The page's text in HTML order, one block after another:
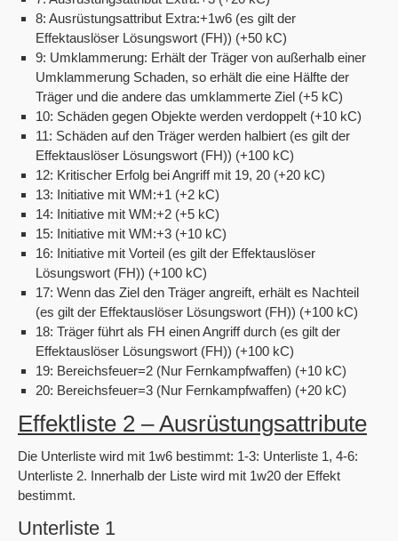
8: Ausrüstungsattribut Extra:+1w6 (es gilt der
Effektauslöser Lösungswort (FH)) (+50 kC)
9: Umklammerung: Erhält der Träger von außerhalb einer
Umklammerung Schaden, so erhält die eine Hälfte der
Träger und die andere das umklammerte Ziel (+5 kC)
10: Schäden gegen Objekte werden verdoppelt (+10 kC)
11: Schäden auf den Träger werden halbiert (es gilt der
Effektauslöser Lösungswort (FH)) (+100 kC)
12: Kritischer Erfolg bei Angriff mit 19, 20 (+20 kC)
13: Initiative mit WM:+1 (+2 kC)
14: Initiative mit WM:+2 (+5 kC)
15: Initiative mit WM:+3 (+10 kC)
16: Initiative mit Vorteil (es gilt der Effektauslöser
Lösungswort (FH)) (+100 kC)
17: Wenn das Ziel den Träger angreift, erhält es Nachteil
(es gilt der Effektauslöser Lösungswort (FH)) (+100 kC)
18: Träger führt als FH einen Angriff durch (es gilt der
Effektauslöser Lösungswort (FH)) (+100 kC)
19: Bereichsfeuer=2 (Nur Fernkampfwaffen) (+10 kC)
20: Bereichsfeuer=3 (Nur Fernkampfwaffen) (+20 kC)
Effektliste 2 – Ausrüstungsattribute
Die Unterliste wird mit 1w6 bestimmt: 1-3: Unterliste 1, 4-6:
Unterliste 2. Innerhalb der Liste wird mit 1w20 der Effekt
bestimmt.
Unterliste 1